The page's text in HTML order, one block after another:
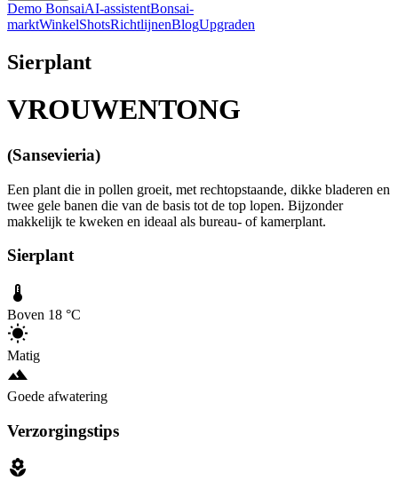
Demo BonsaiAI-assistentBonsai-
marktWinkelShotsRichtlijnenBlogUpgraden
Sierplant
VROUWENTONG
(Sansevieria)
Een plant die in pollen groeit, met rechtopstaande, dikke bladeren en
twee gele banen die van de basis tot de top lopen. Bijzonder
makkelijk te kweken en ideaal als bureau- of kamerplant.
Sierplant
Boven 18 °C
Matig
Goede afwatering
Verzorgingstips